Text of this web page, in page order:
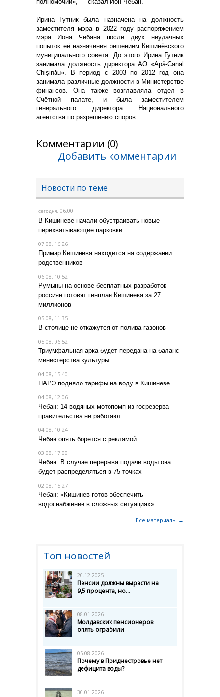
полномочий», — сказал Ион Чебан.
Ирина Гутник была назначена на должность
заместителя мэра в 2022 году распоряжением
мэра Иона Чебана после двух неудачных
попыток её назначения решением Кишинёвского
муниципального совета. До этого Ирина Гутник
занимала должность директора АО «Apă-Canal
Chișinău». В период с 2003 по 2012 год она
занимала различные должности в Министерстве
финансов. Она также возглавляла отдел в
Счётной палате, и была заместителем
генерального директора Национального
агентства по разрешению споров.
Комментарии (0)
Добавить комментарии
Новости по теме
сегодня, 06:00
В Кишиневе начали обустраивать новые
перехватывающие парковки
07.08, 16:26
Примар Кишинева находится на содержании
родственников
06.08, 10:52
Румыны на основе бесплатных разработок
россиян готовят генплан Кишинева за 27
миллионов
05.08, 11:35
В столице не откажутся от полива газонов
05.08, 06:52
Триумфальная арка будет передана на баланс
министерства культуры
04.08, 15:40
НАРЭ подняло тарифы на воду в Кишиневе
04.08, 12:06
Чебан: 14 водяных мотопомп из госрезерва
правительства не работают
04.08, 10:24
Чебан опять борется с рекламой
03.08, 17:00
Чебан: В случае перерыва подачи воды она
будет распределяться в 75 точках
02.08, 15:27
Чебан: «Кишинев готов обеспечить
водоснабжение в сложных ситуациях»
Все материалы →
Топ новостей
20.12.2025
Пенсии должны вырасти на
9,5 процента, но...
08.01.2026
Молдавских пенсионеров
опять ограбили
05.08.2026
Почему в Приднестровье нет
дефицита воды?
30.01.2026